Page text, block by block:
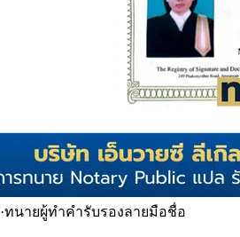
·ทนายผู้ทำคำรับรองลายมือชื่อ